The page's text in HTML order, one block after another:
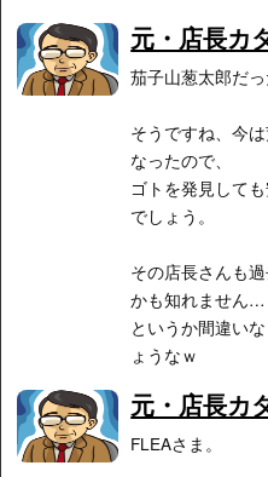
元・店長カ
茄子山葱太郎だっ
そうですね、今
なったので、
ゴトを発見して
でしょう。
その店長さんも
かも知れません…
というか間違い
ょうなｗ
元・店長カ
FLEAさま。